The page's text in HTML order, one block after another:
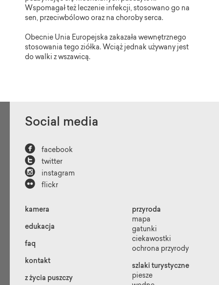
Wspomagał też leczenie infekcji, stosowano go na
sen, przeciwbólowo oraz na choroby serca.
Obecnie Unia Europejska zakazała wewnętrznego
stosowania tego ziółka. Wciąż jednak używany jest
do walki z wszawicą.
Social media
 facebook
 twitter
 instagram
 flickr
kamera
edukacja
faq
kontakt
z życia puszczy
przyroda
mapa
gatunki
ciekawostki
ochrona przyrody
szlaki turystyczne
piesze